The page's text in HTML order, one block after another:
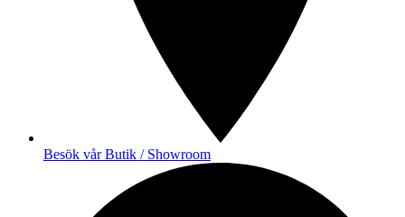
Besök vår Butik / Showroom